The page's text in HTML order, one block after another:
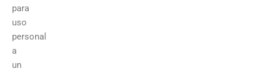
para
uso
personal
a
un